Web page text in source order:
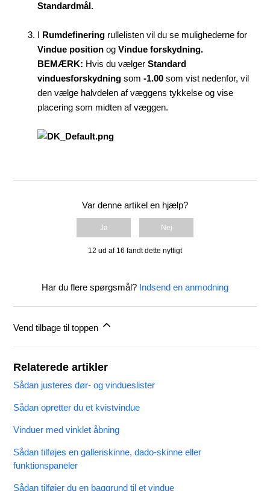
Standardmål.
I Rumdefinering rullelisten vil du se mulighederne for
Vindue positionog Vindue forskydning.
BEMÆRK: Hvis du vælgerStandard
vinduesforskydningsom-1.00som vist nedenfor, vil
den vælge halvdelen af væggens tykkelse og vise
placering som midten af væggen.
Var denne artikel en hjælp?
Ja Nej
12 ud af 16 fandt dette nyttigt
Har du flere spørgsmål? Indsend en anmodning
Vend tilbage til toppen
Relaterede artikler
Sådan justeres dør- og vindueslister
Sådan opretter du et kvistvindue
Vinduer med vinklet åbning
Sådan tilføjes en galleriskinne, dado-skinne eller
funktionspaneler
Sådan tilføjer du en baggrund til et vindue